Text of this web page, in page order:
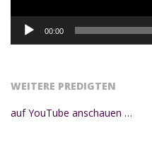
00:00
WEITERE PREDIGTEN
auf YouTube anschauen …